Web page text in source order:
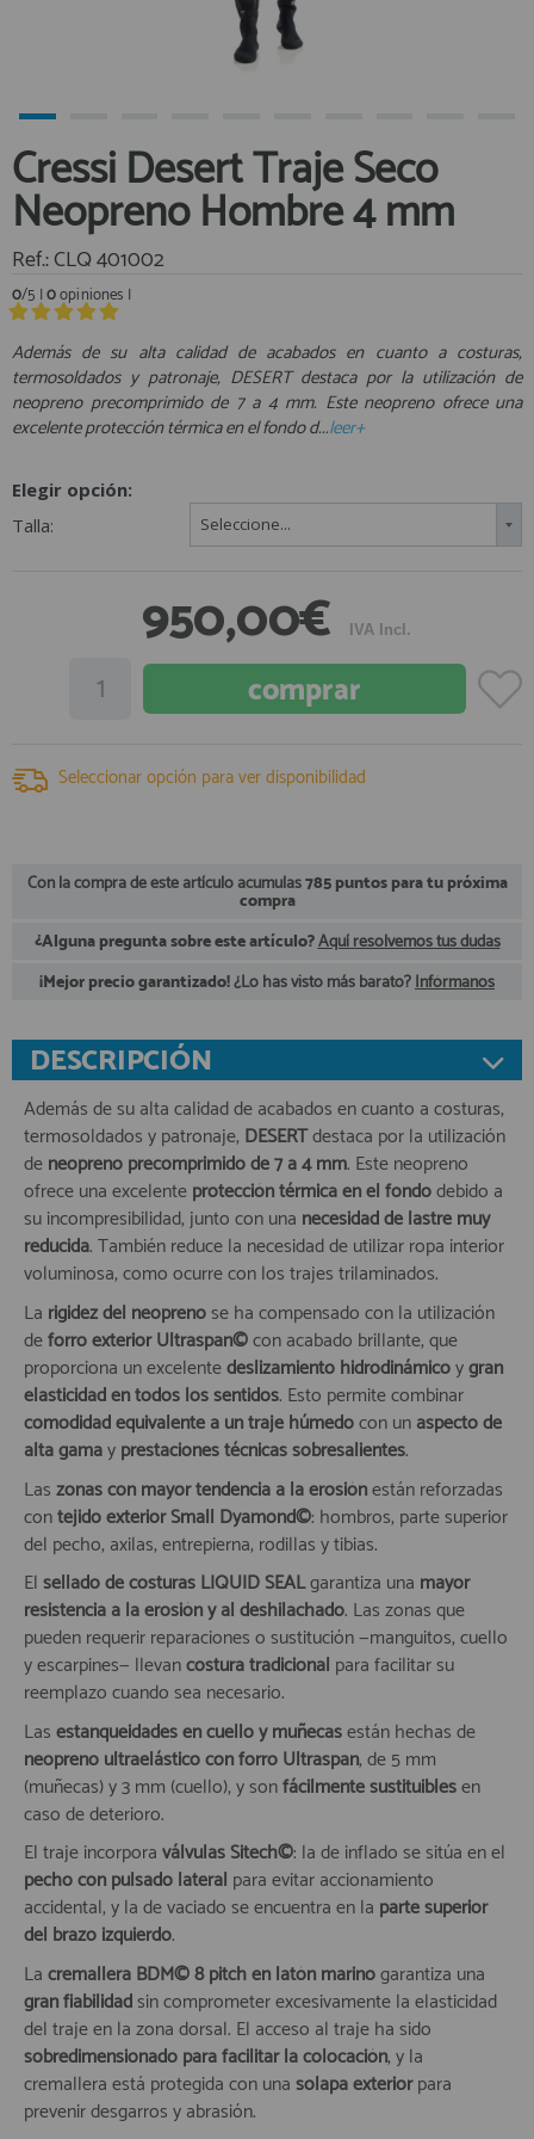
Libros
Mantenimiento y Limpieza
Motonautica
Motores
Navegacion
Neveras y Termos
Seguridad
Vela y Maniobra
Tiempo Libre
INFORMACION
910 60 71 03
HORARIO de TIENDA:
910 51 49 87 Whatsapp
info@francobordo.com
Al crear una cuenta en francobordo.com podrás realizar tus
compras rápidamente en nuestra tienda virtual, revisar el estado de
registro cliente
Área profesionales
Regístrate y aprovecha los descuentos y ventajas de ser
Únete ya a los mas de de 500 Profesionales de la Náutica
Cressi Desert Traje Seco
Neopreno Hombre 4 mm
Ref.: CLQ 401002
0/5 |0opiniones |
Además de su alta calidad de acabados en cuanto a costuras,
termosoldados y patronaje, DESERT destaca por la utilización de
neopreno precomprimido de 7 a 4 mm. Este neopreno ofrece una
excelente protección térmica en el fondo d...leer+
Elegir opción:
Talla:
Seleccione...
950,00€ IVA Incl.
Seleccionar opción para ver disponibilidad
Con la compra de este artículo acumulas785 puntos para tu próxima
compra
¿Alguna pregunta sobre este artículo?Aquí resolvemos tus dudas
¡Mejor precio garantizado!¿Lo has visto más barato?Infórmanos
DESCRIPCIÓN
Además de su alta calidad de acabados en cuanto a costuras,
termosoldados y patronaje, DESERTdestaca por la utilización
deneopreno precomprimido de 7 a 4 mm. Este neopreno
ofrece una excelenteprotección térmica en el fondodebido a
su incompresibilidad, junto con una necesidad de lastre muy
reducida. También reduce la necesidad de utilizar ropa interior
voluminosa, como ocurre con los trajes trilaminados.
La rigidez del neoprenose ha compensado con la utilización
deforro exterior Ultraspan©con acabado brillante, que
proporciona un excelentedeslizamiento hidrodinámicoygran
elasticidad en todos los sentidos. Esto permite combinar
comodidad equivalente a un traje húmedocon unaspecto de
alta gamayprestaciones técnicas sobresalientes.
Laszonas con mayor tendencia a la erosiónestán reforzadas
contejido exterior Small Dyamond©: hombros, parte superior
del pecho, axilas, entrepierna, rodillas y tibias.
Elsellado de costuras LIQUID SEALgarantiza una mayor
resistencia a la erosión y al deshilachado. Las zonas que
pueden requerir reparaciones o sustitución —manguitos, cuello
y escarpines— llevancostura tradicional para facilitar su
reemplazo cuando sea necesario.
Lasestanqueidades en cuello y muñecasestán hechas de
neopreno ultraelástico con forro Ultraspan, de 5 mm
(muñecas) y 3 mm (cuello), y sonfácilmente sustituiblesen
caso de deterioro.
El traje incorporaválvulas Sitech©: la de inflado se sitúa en el
pecho con pulsado lateral para evitar accionamiento
accidental, y la de vaciado se encuentra en la parte superior
del brazo izquierdo.
Lacremallera BDM© 8 pitch en latón marinogarantiza una
gran fiabilidadsin comprometer excesivamente la elasticidad
del traje en la zona dorsal. El acceso al traje ha sido
sobredimensionado para facilitar la colocación, y la
cremallera está protegida con unasolapa exteriorpara
prevenir desgarros y abrasión.